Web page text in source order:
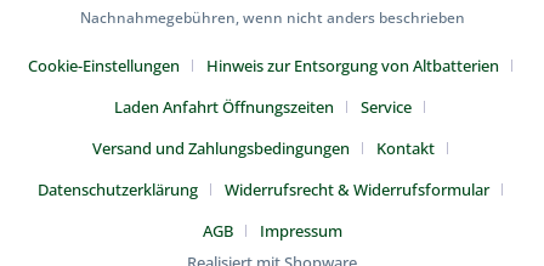
Nachnahmegebühren, wenn nicht anders beschrieben
Cookie-Einstellungen
Hinweis zur Entsorgung von Altbatterien
Laden Anfahrt Öffnungszeiten
Service
Versand und Zahlungsbedingungen
Kontakt
Datenschutzerklärung
Widerrufsrecht & Widerrufsformular
AGB
Impressum